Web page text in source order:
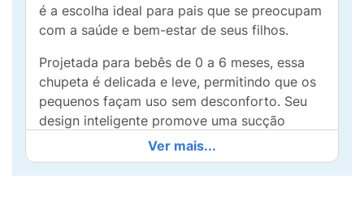
é a escolha ideal para pais que se preocupam
com a saúde e bem-estar de seus filhos.
Projetada para bebês de 0 a 6 meses, essa
chupeta é delicada e leve, permitindo que os
pequenos façam uso sem desconforto. Seu
design inteligente promove uma sucção
natural, ajudando a acalmar e relaxar o seu
bebê, tornando-a uma aliada indispensável no
dia a dia.
Ver mais...